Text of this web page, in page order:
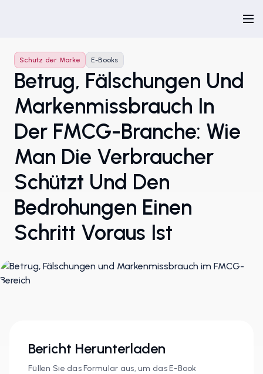
Schutz der Marke E-Books
Betrug, Fälschungen Und
Markenmissbrauch In
Der FMCG-Branche: Wie
Man Die Verbraucher
Schützt Und Den
Bedrohungen Einen
Schritt Voraus Ist
Bericht Herunterladen
Füllen Sie das Formular aus, um das E-Book